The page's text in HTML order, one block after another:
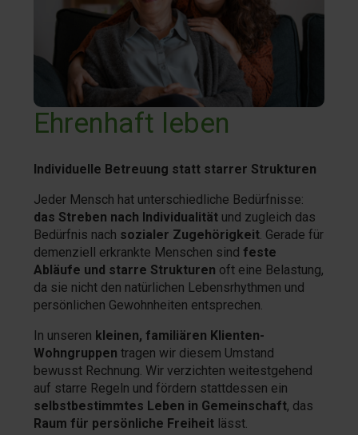
Ehrenhaft leben
Individuelle Betreuung statt starrer Strukturen
Jeder Mensch hat unterschiedliche Bedürfnisse:
das Streben nach Individualität und zugleich das
Bedürfnis nach sozialer Zugehörigkeit. Gerade für
demenziell erkrankte Menschen sindfeste
Abläufe und starre Strukturen oft eine Belastung,
da sie nicht den natürlichen Lebensrhythmen und
persönlichen Gewohnheiten entsprechen.
In unseren kleinen, familiären Klienten-
Wohngruppen tragen wir diesem Umstand
bewusst Rechnung. Wir verzichten weitestgehend
auf starre Regeln und fördern stattdessen ein
selbstbestimmtes Leben in Gemeinschaft, das
Raum für persönliche Freiheit lässt.